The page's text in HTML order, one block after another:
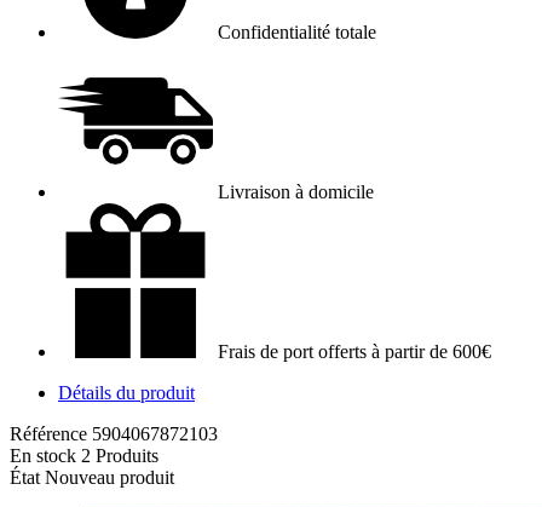
Confidentialité totale
Livraison à domicile
Frais de port offerts à partir de 600€
Détails du produit
Référence 5904067872103
En stock 2 Produits
État Nouveau produit